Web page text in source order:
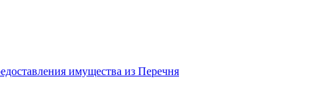
имущества из Перечня